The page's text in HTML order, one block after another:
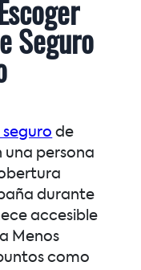
Seguro
de
persona
durante
accesible
Menos
como